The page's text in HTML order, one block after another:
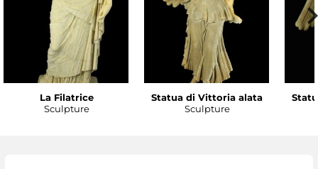
La Filatrice
Sculpture
Statua di Vittoria alata
Sculpture